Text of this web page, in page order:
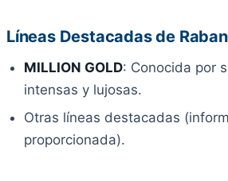
Líneas Destacadas de
MILLION GOLD: Conocida por
intensas y lujosas.
Otras líneas destacadas
proporcionada).